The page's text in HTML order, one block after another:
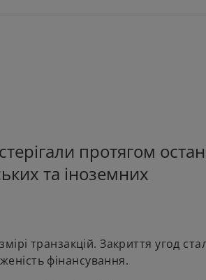
протягом
та іноземних
транзакцій. Закриття угод
фінансування.